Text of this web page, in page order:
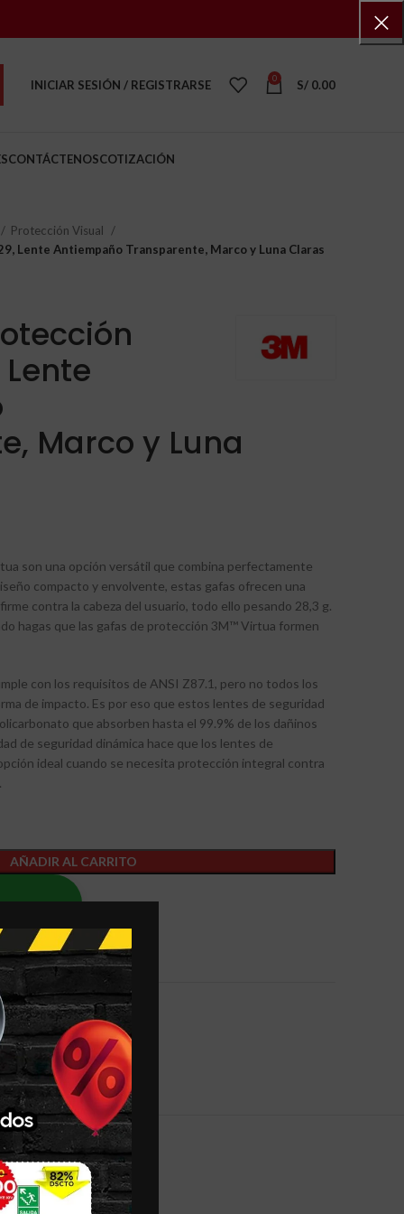
INICIAR SESIÓN / REGISTRARSE 0 S/ 0.00
CONTÁCTENOSCOTIZACIÓN
Protección Visual
Lente Antiempaño Transparente, Marco y Luna Claras
Lente
Marco y Luna
son una opción versátil que combina perfectamente
compacto y envolvente, estas gafas ofrecen una
contra la cabeza del usuario, todo ello pesando 28,3 g.
hagas que las gafas de protección 3M™ Virtua formen
con los requisitos de ANSI Z87.1, pero no todos los
de impacto. Es por eso que estos lentes de seguridad
que absorben hasta el 99.9% de los dañinos
de seguridad dinámica hace que los lentes de
ideal cuando se necesita protección integral contra
AÑADIR AL CARRITO
& DELIVERY